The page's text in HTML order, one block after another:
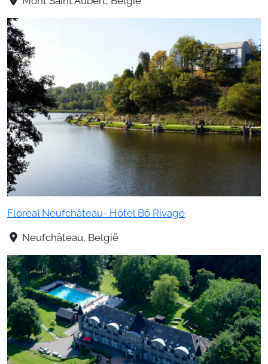
Floreal Neufchâteau- Hôtel Bô Rivage
Neufchâteau, België